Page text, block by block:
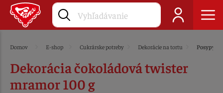
Domov E-shop Cukrárske potreby Dekorácie na tortu Posypy
Dekorácia čokoládová twister
mramor 100 g